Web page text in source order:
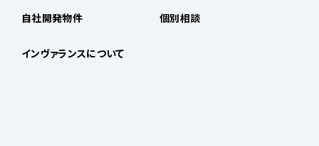
自社開発物件
インヴァランスについて
個別相談